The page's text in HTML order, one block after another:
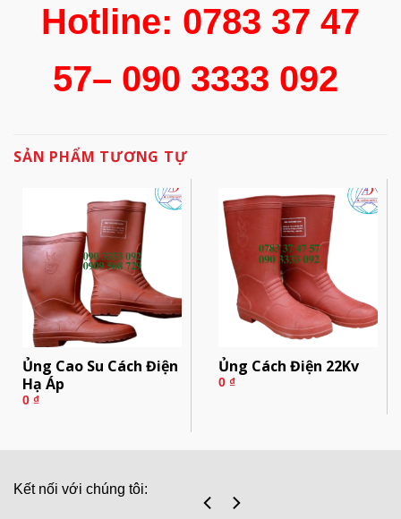
Hotline: 0783 37 47
57– 090 3333 092
SẢN PHẨM TƯƠNG TỰ
Ủng Cao Su Cách Điện
Hạ Áp
0 ₫
Ủng Cách Điện 22Kv
0 ₫
Kết nối với chúng tôi: